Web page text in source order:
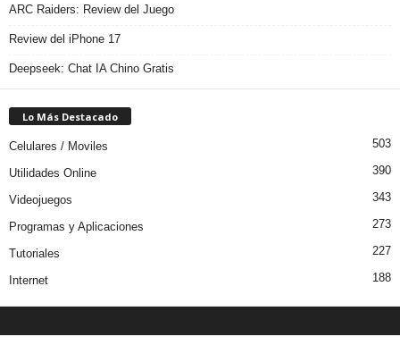
ARC Raiders: Review del Juego
Review del iPhone 17
Deepseek: Chat IA Chino Gratis
Lo Más Destacado
Celulares / Moviles 503
Utilidades Online 390
Videojuegos 343
Programas y Aplicaciones 273
Tutoriales 227
Internet 188